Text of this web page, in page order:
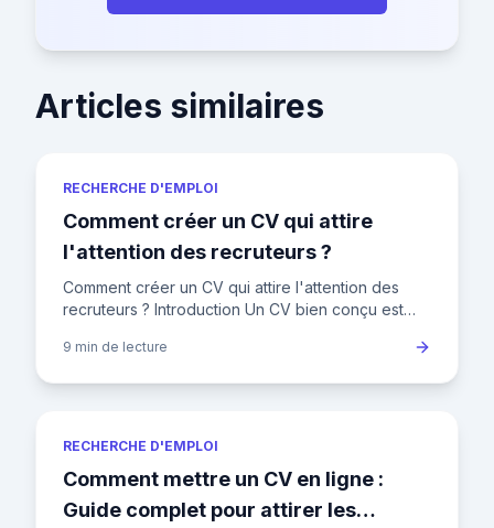
Articles similaires
RECHERCHE D'EMPLOI
Comment créer un CV qui attire
l'attention des recruteurs ?
Comment créer un CV qui attire l'attention des
recruteurs ? Introduction Un CV bien conçu est
Mais avec les r
9 min de lecture
RECHERCHE D'EMPLOI
Comment mettre un CV en ligne :
Guide complet pour attirer les